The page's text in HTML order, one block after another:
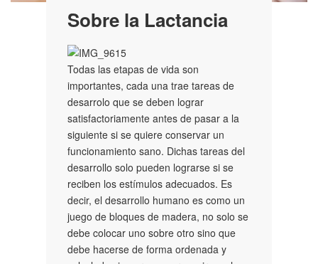
Sobre la Lactancia
Todas las etapas de vida son
importantes, cada una trae tareas de
desarrolo que se deben lograr
satisfactoriamente antes de pasar a la
siguiente si se quiere conservar un
funcionamiento sano. Dichas tareas del
desarrollo solo pueden lograrse si se
reciben los estímulos adecuados. Es
decir, el desarrollo humano es como un
juego de bloques de madera, no solo se
debe colocar uno sobre otro sino que
debe hacerse de forma ordenada y